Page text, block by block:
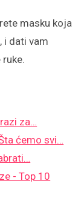
masku koja
i dati vam
za…
ćemo svi…
- Top 10